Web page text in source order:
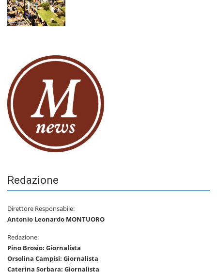
Redazione
Direttore Responsabile:
Antonio Leonardo MONTUORO
Redazione:
Pino Brosio: Giornalista
Orsolina Campisi: Giornalista
Caterina Sorbara: Giornalista